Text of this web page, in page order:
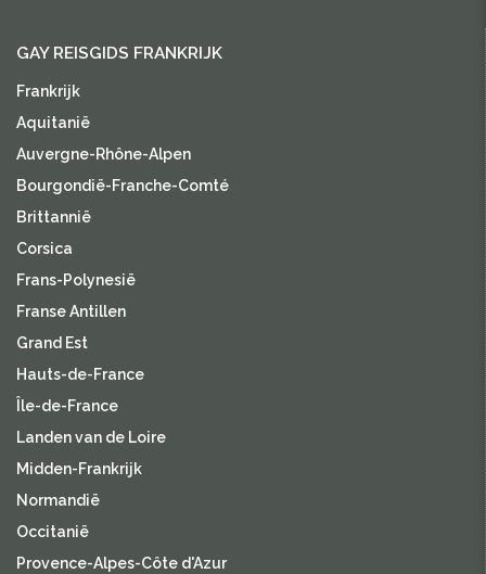
GAY REISGIDS FRANKRIJK
Frankrijk
Aquitanië
Auvergne-Rhône-Alpen
Bourgondië-Franche-Comté
Brittannië
Corsica
Frans-Polynesië
Franse Antillen
Grand Est
Hauts-de-France
Île-de-France
Landen van de Loire
Midden-Frankrijk
Normandië
Occitanië
Provence-Alpes-Côte d'Azur